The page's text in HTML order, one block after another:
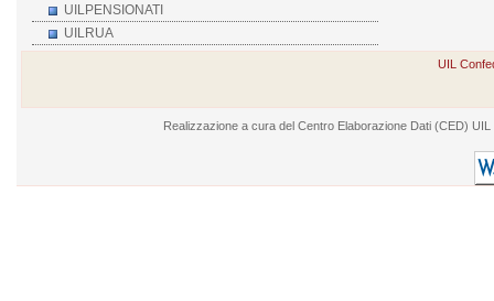
UILPENSIONATI
UILRUA
UIL
Realizzazione a cura del Centro Elaborazione Dati (CED)